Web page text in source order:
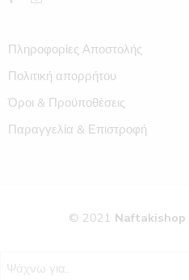
Πληροφορίες Αποστολής
Πολιτική απορρήτου
Όροι & Προϋποθέσεις
Παραγγελία & Επιστροφή
© 2021 Naftakishop